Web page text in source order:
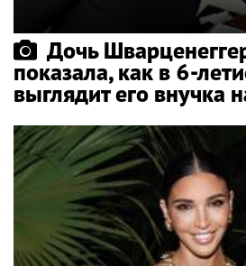
Дочь
показала, как в 6-
выглядит его внучка